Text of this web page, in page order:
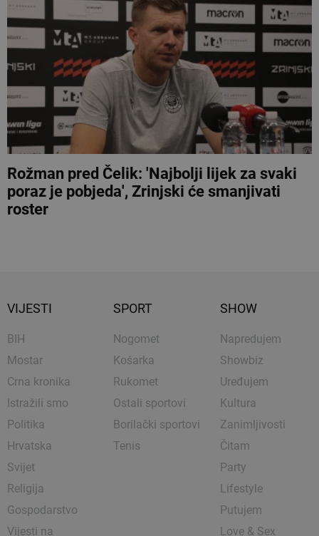
Rožman pred Čelik: 'Najbolji lijek za svaki
poraz je pobjeda', Zrinjski će smanjivati
roster
VIJESTI
BIH
Mostar
Crna kronika
Istražili smo
Politika
Hrvatska
Svijet
Religija
Gospodarstvo
Vijesti na
SPORT
Nogomet
Košarka
Rukomet
Ostali sportovi
Borilački sportovi
Tenis
SHOW
Napredujem
Showbiz
Uređujem
Kultura
Zanimljivosti
Čitam
Party
Lifestyle
Putujem
Love & Sex